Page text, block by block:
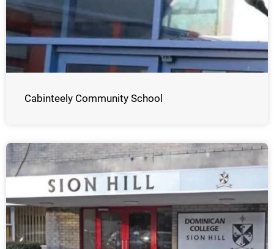
Cabinteely Community School